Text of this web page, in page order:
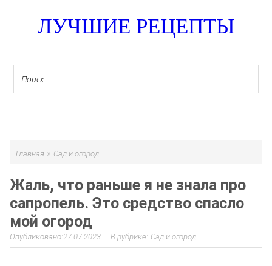
ЛУЧШИЕ РЕЦЕПТЫ
Главная » Сад и огород
Жаль, что раньше я не знала про
сапропель. Это средство спасло
мой огород
27.07.2023 Сад и огород